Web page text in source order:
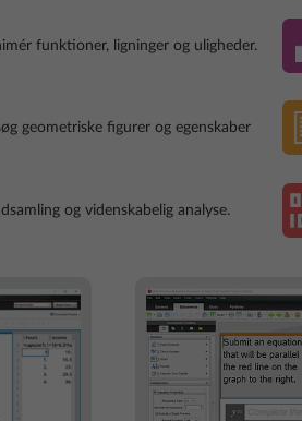
funktioner, ligninger og uligheder.
geometriske figurer og egenskaber
og videnskabelig analyse.